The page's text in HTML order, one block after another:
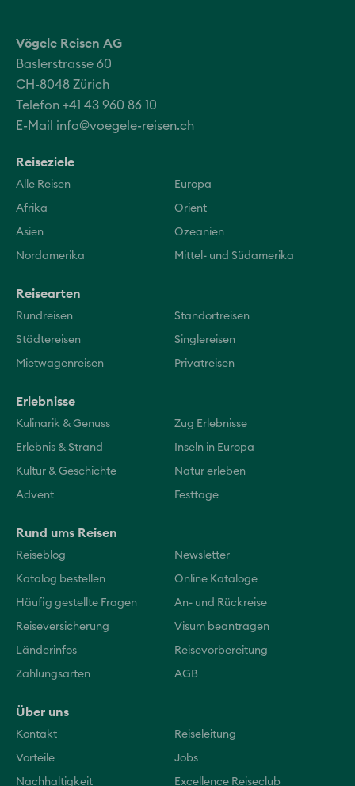
Vögele Reisen AG
Baslerstrasse 60
CH-8048 Zürich
Telefon +41 43 960 86 10
E-Mail info@voegele-reisen.ch
Reiseziele
Alle Reisen Europa
Afrika Orient
Asien Ozeanien
Nordamerika Mittel- und Südamerika
Reisearten
Rundreisen Standortreisen
Städtereisen Singlereisen
Mietwagenreisen Privatreisen
Erlebnisse
Kulinarik & Genuss Zug Erlebnisse
Erlebnis & Strand Inseln in Europa
Kultur & Geschichte Natur erleben
Advent Festtage
Rund ums Reisen
Reiseblog Newsletter
Katalog bestellen Online Kataloge
Häufig gestellte Fragen An- und Rückreise
Reiseversicherung Visum beantragen
Länderinfos Reisevorbereitung
Zahlungsarten AGB
Über uns
Kontakt Reiseleitung
Vorteile Jobs
Nachhaltigkeit Excellence Reiseclub